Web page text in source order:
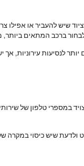
שיש להעביר או אפילו
ברכב המתאים ביותר,
לנסיעות עירוניות, אך
במספרי טלפון של
ולדעת שיש כיסוי במקרה